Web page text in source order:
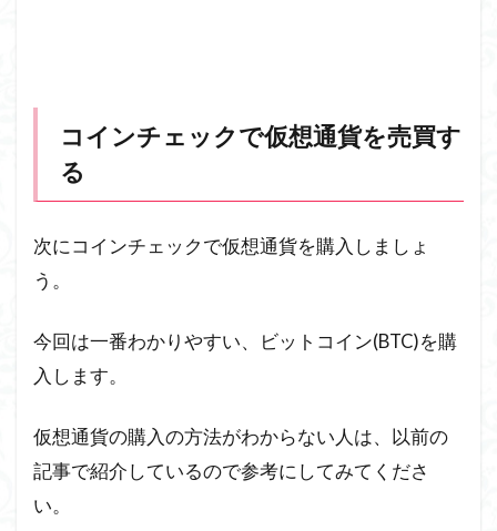
コインチェックで仮想通貨を売買す
る
次にコインチェックで仮想通貨を購入しましょ
う。
今回は一番わかりやすい、ビットコイン(BTC)を購
入します。
仮想通貨の購入の方法がわからない人は、以前の
記事で紹介しているので参考にしてみてくださ
い。